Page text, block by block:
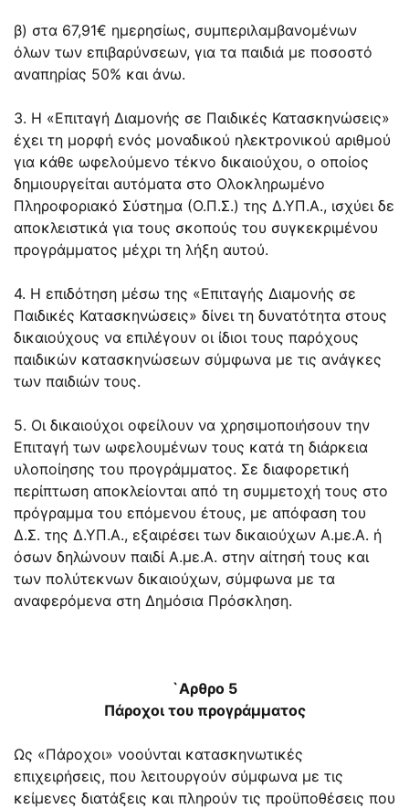
β) στα 67,91€ ημερησίως, συμπεριλαμβανομένων
όλων των επιβαρύνσεων, για τα παιδιά με ποσοστό
αναπηρίας 50% και άνω.
3. Η «Επιταγή Διαμονής σε Παιδικές Κατασκηνώσεις»
έχει τη μορφή ενός μοναδικού ηλεκτρονικού αριθμού
για κάθε ωφελούμενο τέκνο δικαιούχου, ο οποίος
δημιουργείται αυτόματα στο Ολοκληρωμένο
Πληροφοριακό Σύστημα (Ο.Π.Σ.) της Δ.ΥΠ.Α., ισχύει δε
αποκλειστικά για τους σκοπούς του συγκεκριμένου
προγράμματος μέχρι τη λήξη αυτού.
4. Η επιδότηση μέσω της «Επιταγής Διαμονής σε
Παιδικές Κατασκηνώσεις» δίνει τη δυνατότητα στους
δικαιούχους να επιλέγουν οι ίδιοι τους παρόχους
παιδικών κατασκηνώσεων σύμφωνα με τις ανάγκες
των παιδιών τους.
5. Οι δικαιούχοι οφείλουν να χρησιμοποιήσουν την
Επιταγή των ωφελουμένων τους κατά τη διάρκεια
υλοποίησης του προγράμματος. Σε διαφορετική
περίπτωση αποκλείονται από τη συμμετοχή τους στο
πρόγραμμα του επόμενου έτους, με απόφαση του
Δ.Σ. της Δ.ΥΠ.Α., εξαιρέσει των δικαιούχων Α.με.Α. ή
όσων δηλώνουν παιδί Α.με.Α. στην αίτησή τους και
των πολύτεκνων δικαιούχων, σύμφωνα με τα
αναφερόμενα στη Δημόσια Πρόσκληση.
`Αρθρο 5
Πάροχοι του προγράμματος
Ως «Πάροχοι» νοούνται κατασκηνωτικές
επιχειρήσεις, που λειτουργούν σύμφωνα με τις
κείμενες διατάξεις και πληρούν τις προϋποθέσεις που